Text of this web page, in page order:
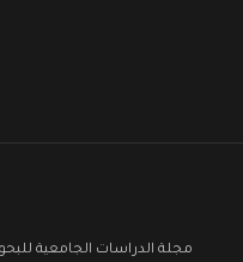
مجلة الدراسات الجامعية